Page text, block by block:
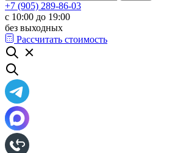
+7 (905) 289-86-03
с 10:00 до 19:00
без выходных
Рассчитать стоимость